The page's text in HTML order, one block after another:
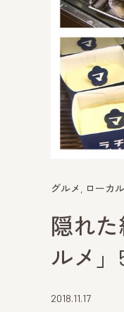
グルメ ローカル
隠れ
ルメ」
2018.11.17